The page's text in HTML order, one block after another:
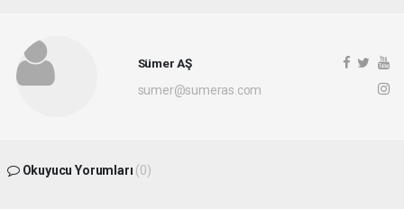
Sümer AŞ
sumer@sumeras.com
Okuyucu Yorumları (0)